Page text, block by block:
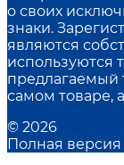
о своих
знаки.
являются
используются
предлагаемый
самом товаре,
© 2026
Полная версия